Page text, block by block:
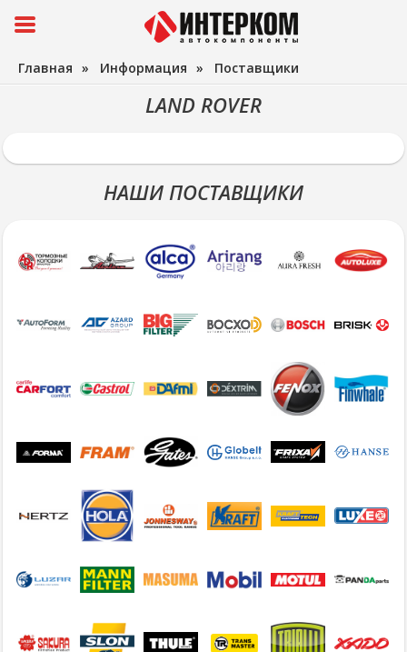
Главная » Информация » Поставщики
LAND ROVER
НАШИ ПОСТАВЩИКИ